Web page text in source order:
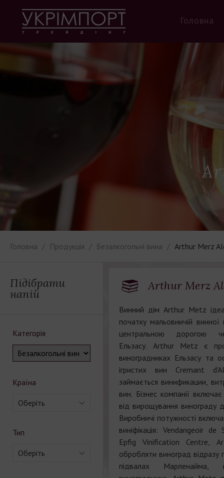
Головна
Головна Продукція Безалкогольні вина Arthur Merz
Підібрати
напій
Категорія
Країна
Оберіть
Тип
Оберіть
Arthur Merz
Винний дім Arthur Metz
початку мальовничій винної
центральною дорогою
Ельзасу. Arthur Metz є
виноградниках Ельзасу та
ігристих вин Cremant
займається винификации,
вин. Бізнес компанії
від вирощування винограду
Виробничі потужності
виніфікація: Vendangeoir
Epfig Vinification Centre,
обробляти виноград відразу
підвалах